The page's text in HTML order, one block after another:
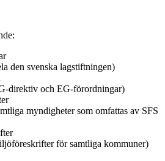
den svenska lagstiftningen)
direktiv och EG-förordningar)
myndigheter som omfattas av SFS
för samtliga kommuner)